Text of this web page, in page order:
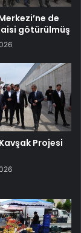
de
götürülmüş
Projesi